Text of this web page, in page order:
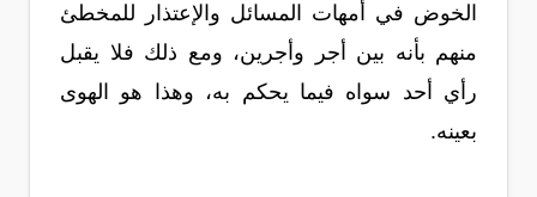
الخوض في أمهات المسائل والإعتذار للمخطئ
منهم بأنه بين أجر وأجرين، ومع ذلك فلا يقبل
رأي أحد سواه فيما يحكم به، وهذا هو الهوى
بعينه.